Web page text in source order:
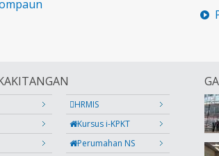
HRMIS
Kursus i-KPKT
Perumahan NS